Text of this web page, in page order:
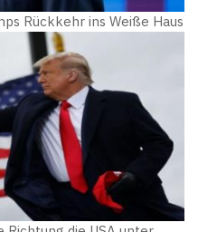
Rückkehr ins Weiße Haus